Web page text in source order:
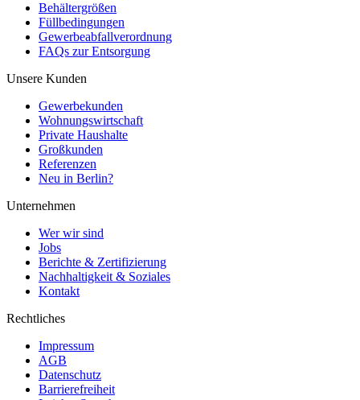
Behältergrößen
Füllbedingungen
Gewerbeabfallverordnung
FAQs zur Entsorgung
Unsere Kunden
Gewerbekunden
Wohnungswirtschaft
Private Haushalte
Großkunden
Referenzen
Neu in Berlin?
Unternehmen
Wer wir sind
Jobs
Berichte & Zertifizierung
Nachhaltigkeit & Soziales
Kontakt
Rechtliches
Impressum
AGB
Datenschutz
Barrierefreiheit